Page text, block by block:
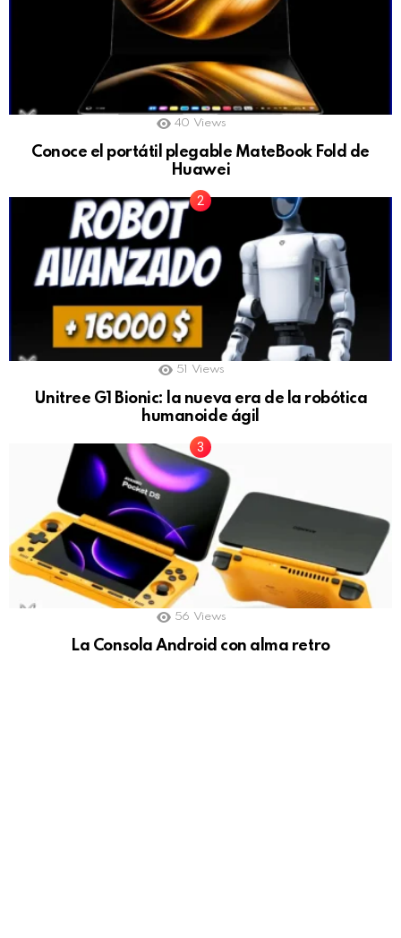
40 Views
Conoce el portátil plegable MateBook Fold de
Huawei
51 Views
Unitree G1 Bionic: la nueva era de la robótica
humanoide ágil
56 Views
La Consola Android con alma retro